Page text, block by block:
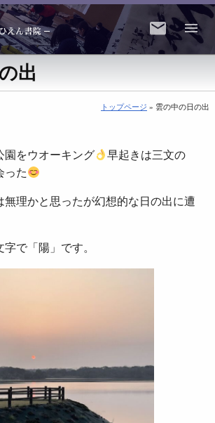
出
トップページ » 雲の中の日の出
園をウオーキング
早起きは三文の
った
無理かと思ったが幻想的な日の出に遭
で「陽」です。